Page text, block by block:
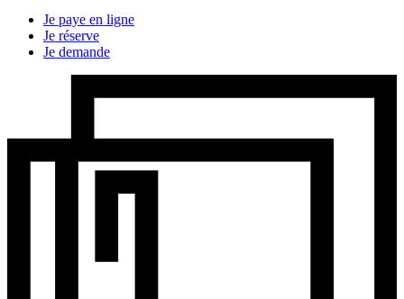
Je paye en ligne
Je réserve
Je demande